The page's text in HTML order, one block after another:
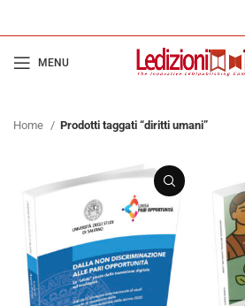
MENU
Home Prodotti taggati “diritti umani”